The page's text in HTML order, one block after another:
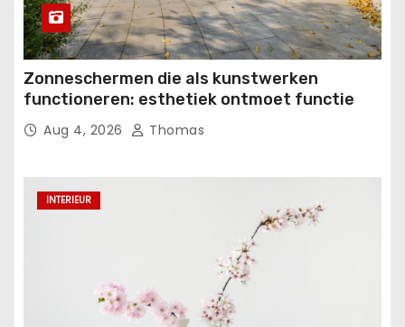
Zonneschermen die als kunstwerken
functioneren: esthetiek ontmoet functie
Aug 4, 2026 Thomas
INTERIEUR